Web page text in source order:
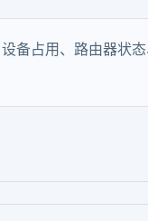
备占用、路由器状